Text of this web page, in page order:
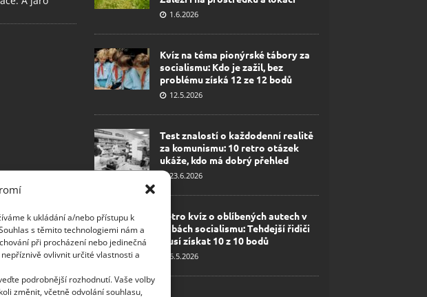
k ukládání a/nebo přístupu k
s těmito technologiemi nám a
při procházení nebo jedinečná
ovlivnit určité vlastnosti a
podrobnější rozhodnutí. Vaše volby
změnit, včetně odvolání souhlasu,
1.6.2026
Kvíz na téma pionýrské tábory za
socialismu: Kdo je zažil, bez
problému získá 12 ze 12 bodů
12.5.2026
Test znalostí o každodenní realitě
za komunismu: 10 retro otázek
ukáže, kdo má dobrý přehled
23.6.2026
Retro kvíz o oblíbených autech v
dobách socialismu: Tehdejší řidiči
musí získat 10 z 10 bodů
6.5.2026